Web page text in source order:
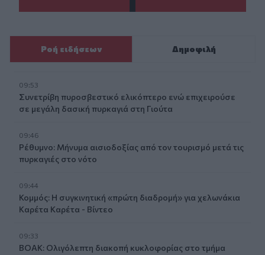
Ροή ειδήσεων Δημοφιλή
09:53
Συνετρίβη πυροσβεστικό ελικόπτερο ενώ επιχειρούσε
σε μεγάλη δασική πυρκαγιά στη Γιούτα
09:46
Ρέθυμνο: Μήνυμα αισιοδοξίας από τον τουρισμό μετά τις
πυρκαγιές στο νότο
09:44
Κομμός: Η συγκινητική «πρώτη διαδρομή» για χελωνάκια
Καρέτα Καρέτα - Βίντεο
09:33
ΒΟΑΚ: Ολιγόλεπτη διακοπή κυκλοφορίας στο τμήμα